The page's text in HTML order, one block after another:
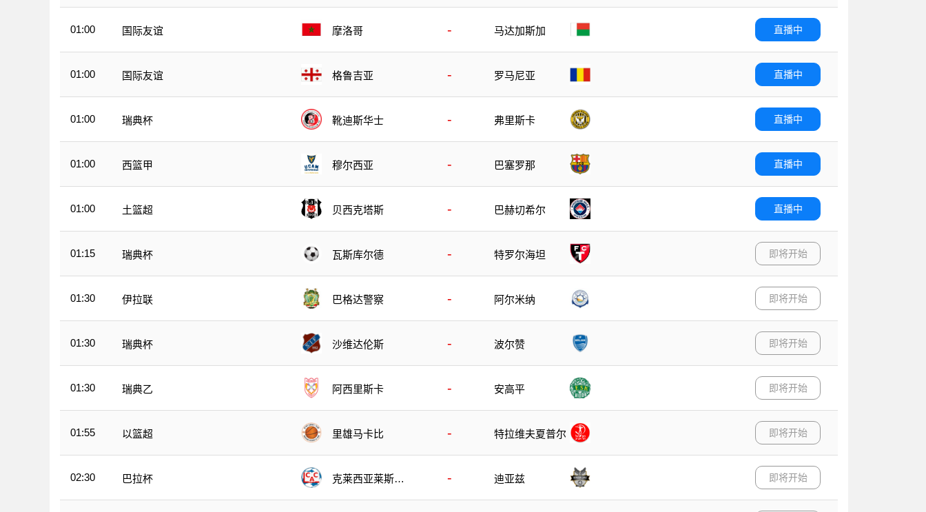
01:00 国际友谊 摩洛哥 - 马达加斯加 直播中
01:00 国际友谊 格鲁吉亚 - 罗马尼亚 直播中
01:00 瑞典杯 靴迪斯华士 - 弗里斯卡 直播中
01:00 西篮甲 穆尔西亚 - 巴塞罗那 直播中
01:00 土篮超 贝西克塔斯 - 巴赫切希尔 直播中
01:15 瑞典杯 瓦斯库尔德 - 特罗尔海坦 即将开始
01:30 伊拉联 巴格达警察 - 阿尔米纳 即将开始
01:30 瑞典杯 沙维达伦斯 - 波尔赞 即将开始
01:30 瑞典乙 阿西里斯卡 - 安高平 即将开始
01:55 以篮超 里雄马卡比 - 特拉维夫夏普尔 即将开始
02:30 巴拉杯
克莱西亚莱斯竞
- 迪亚兹 即将开始